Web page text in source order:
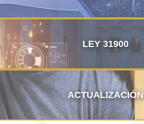
LEY 31900
ACTUALIZACIÓN